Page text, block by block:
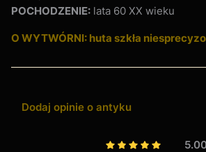
POCHODZENIE: lata 60 XX wieku
O WYTWÓRNI: huta szkła
Dodaj opinie o antyku